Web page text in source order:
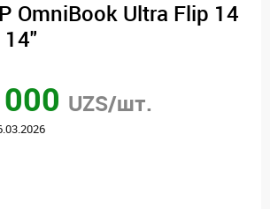
OmniBook Ultra Flip 14
14"
UZS/шт.